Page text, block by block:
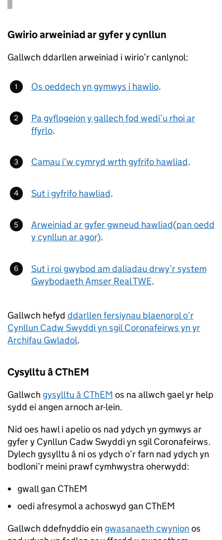
Gwirio arweiniad ar gyfer y cynllun
Gallwch ddarllen arweiniad i wirio’r canlynol:
Os oeddech yn gymwys i hawlio.
Pa gyflogeion y gallech fod wedi’u rhoi ar
ffyrlo.
Camau i’w cymryd wrth gyfrifo hawliad.
Sut i gyfrifo hawliad.
Arweiniad ar gyfer gwneud hawliad(pan oedd
y cynllun ar agor).
Sut i roi gwybod am daliadau drwy’r system
Gwybodaeth Amser Real TWE.
Gallwch hefyd ddarllen fersiynau blaenorol o’r
Cynllun Cadw Swyddi yn sgil Coronafeirws yn yr
Archifau Gwladol.
Cysylltu â CThEM
Gallwch gysylltu â CThEM os na allwch gael yr help
sydd ei angen arnoch ar-lein.
Nid oes hawl i apelio os nad ydych yn gymwys ar
gyfer y Cynllun Cadw Swyddi yn sgil Coronafeirws.
Dylech gysylltu â ni os ydych o’r farn nad ydych yn
bodloni’r meini prawf cymhwystra oherwydd:
gwall gan CThEM
oedi afresymol a achoswyd gan CThEM
Gallwch ddefnyddio ein gwasanaeth cwynion os